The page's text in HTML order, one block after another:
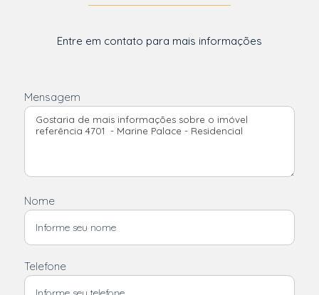
Entre em contato para mais informações
Mensagem
Nome
Telefone